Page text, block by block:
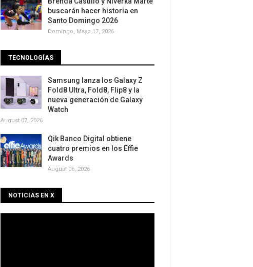
buscarán hacer historia en
Santo Domingo 2026
Domingo, Mayo 17, 2026
TECNOLOGÍAS
Samsung lanza los Galaxy Z
Fold8 Ultra, Fold8, Flip8 y la
nueva generación de Galaxy
Watch
August 07, 2026
Qik Banco Digital obtiene
cuatro premios en los Effie
Awards
August 06, 2026
NOTICIAS EN X